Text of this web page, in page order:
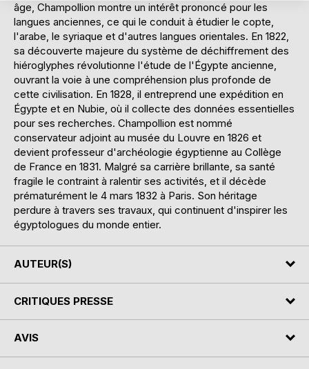
âge, Champollion montre un intérêt prononcé pour les
langues anciennes, ce qui le conduit à étudier le copte,
l'arabe, le syriaque et d'autres langues orientales. En 1822,
sa découverte majeure du système de déchiffrement des
hiéroglyphes révolutionne l'étude de l'Égypte ancienne,
ouvrant la voie à une compréhension plus profonde de
cette civilisation. En 1828, il entreprend une expédition en
Égypte et en Nubie, où il collecte des données essentielles
pour ses recherches. Champollion est nommé
conservateur adjoint au musée du Louvre en 1826 et
devient professeur d'archéologie égyptienne au Collège
de France en 1831. Malgré sa carrière brillante, sa santé
fragile le contraint à ralentir ses activités, et il décède
prématurément le 4 mars 1832 à Paris. Son héritage
perdure à travers ses travaux, qui continuent d'inspirer les
égyptologues du monde entier.
AUTEUR(S)
CRITIQUES PRESSE
AVIS